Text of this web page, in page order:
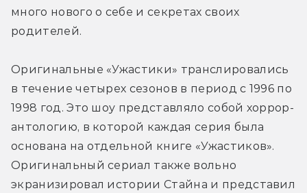
много нового о себе и секретах своих
родителей.
Оригинальные «Ужастики» транслировались
в течение четырех сезонов в период с 1996 по
1998 год. Это шоу представляло собой хоррор-
антологию, в которой каждая серия была
основана на отдельной книге «Ужастиков».
Оригинальный сериал также вольно
экранизировал истории Стайна и представил